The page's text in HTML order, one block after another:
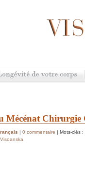
Mécénat Chirurgie
| 0 commentaire | Mots-clés :